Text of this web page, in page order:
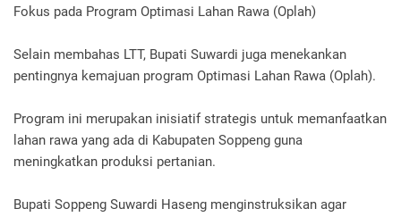
Fokus pada Program Optimasi Lahan Rawa (Oplah)
Selain membahas LTT, Bupati Suwardi juga menekankan
pentingnya kemajuan program Optimasi Lahan Rawa (Oplah).
Program ini merupakan inisiatif strategis untuk memanfaatkan
lahan rawa yang ada di Kabupaten Soppeng guna
meningkatkan produksi pertanian.
Bupati Soppeng Suwardi Haseng menginstruksikan agar